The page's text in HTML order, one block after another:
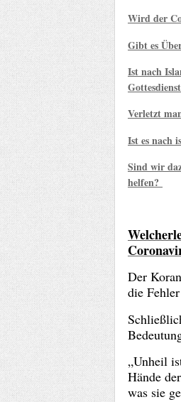
Wird der
Gibt es
Ist nach
Verletzt
Ist es nach
Sind wir
helfen?
Der
die
„Unheil
Hände
was sie